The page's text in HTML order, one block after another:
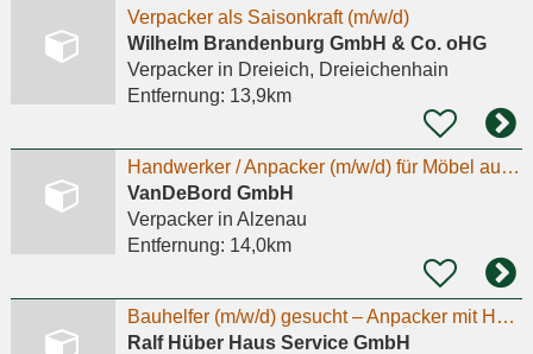
Verpacker als Saisonkraft (m/w/d)
Wilhelm Brandenburg GmbH & Co. oHG
Verpackerin Dreieich, Dreieichenhain
Entfernung: 13,9km
Handwerker / Anpacker (m/w/d) für Möbel aus Flugzeugteilen
VanDeBord GmbH
Verpackerin Alzenau
Entfernung: 14,0km
Bauhelfer (m/w/d) gesucht – Anpacker mit Humor willkommen!
Ralf Hüber Haus Service GmbH